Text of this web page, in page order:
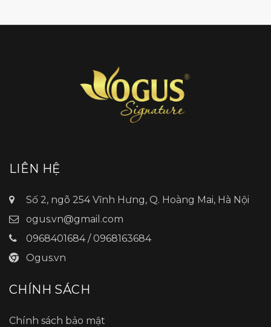
LIÊN HỆ
Số 2, ngõ 254 Vĩnh Hưng, Q. Hoàng Mai, Hà Nội
ogus.vn@gmail.com
0968401684 / 0968163684
Ogus.vn
CHÍNH SÁCH
Chính sách bảo mật